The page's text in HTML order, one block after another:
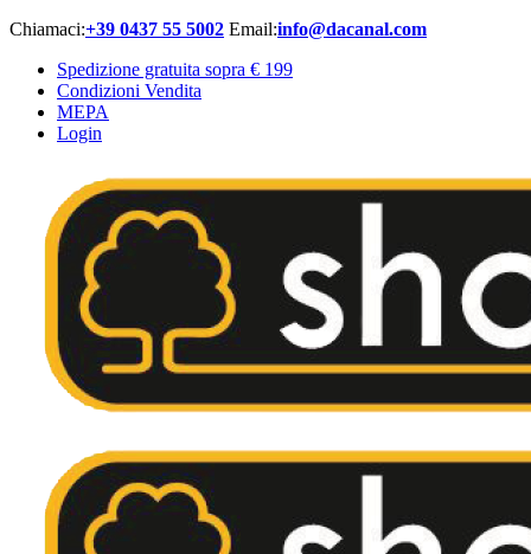
Chiamaci:+39 0437 55 5002 Email:info@dacanal.com
Spedizione gratuita sopra € 199
Condizioni Vendita
MEPA
Login